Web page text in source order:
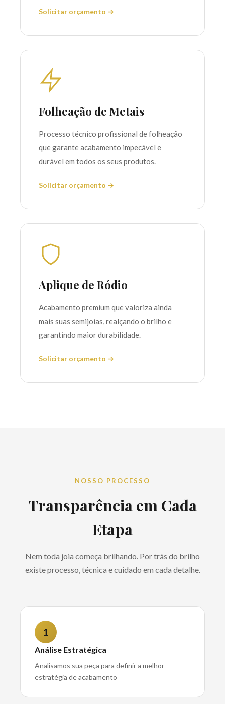
Solicitar orçamento →
Folheação de Metais
Processo técnico profissional de folheação
que garante acabamento impecável e
durável em todos os seus produtos.
Solicitar orçamento →
Aplique de Ródio
Acabamento premium que valoriza ainda
mais suas semijoias, realçando o brilho e
garantindo maior durabilidade.
Solicitar orçamento →
NOSSO PROCESSO
Transparência em Cada
Etapa
Nem toda joia começa brilhando. Por trás do brilho
existe processo, técnica e cuidado em cada detalhe.
1
Análise Estratégica
Analisamos sua peça para definir a melhor
estratégia de acabamento